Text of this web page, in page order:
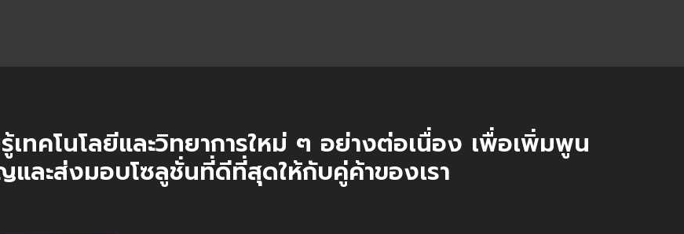
ทคโนโลยีและวิทยาการใหม่ ๆ อย่างต่อเนื่อง เพื่อเพิ่มพูน
และส่งมอบโซลูชั่นที่ดีที่สุดให้กับคู่ค้าของเรา